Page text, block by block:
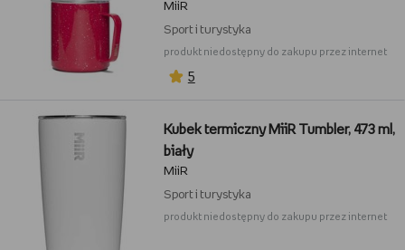
MiiR
Sport i turystyka
produkt niedostępny do zakupu przez internet
5
Kubek termiczny MiiR Tumbler, 473 ml,
biały
MiiR
Sport i turystyka
produkt niedostępny do zakupu przez internet